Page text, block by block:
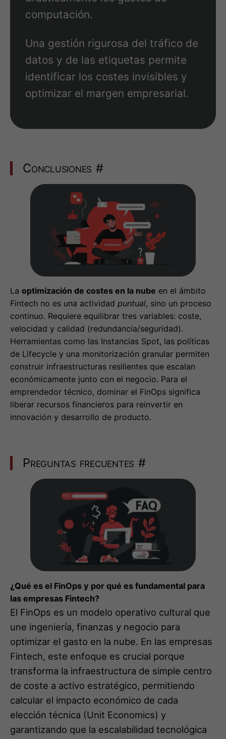
computación.
Una gestión rigurosa del tráfico de
datos y de las etiquetas permite
identificar los costes invisibles y
optimizar el margen empresarial.
Conclusiones #
La optimización de costes en la nube en el ámbito
Fintech no es una actividad puntual, sino un proceso
continuo. Requiere equilibrar tres variables: coste,
velocidad y calidad (redundancia/seguridad).
Herramientas como las Instancias Spot, las políticas
de Lifecycle y una monitorización granular permiten
construir infraestructuras resilientes que escalan
económicamente junto con el negocio. Para el
emprendedor técnico, dominar el FinOps significa
liberar recursos financieros para reinvertir en
innovación y desarrollo de producto.
Preguntas frecuentes #
¿Qué es el FinOps y por qué es fundamental para
las empresas Fintech?
El FinOps es un modelo operativo cultural que
une ingeniería, finanzas y negocio para
optimizar el gasto en la nube. En las empresas
Fintech, este enfoque es crucial porque
transforma la infraestructura de simple centro
de coste a activo estratégico, permitiendo
calcular el impacto económico de cada
elección técnica (Unit Economics) y
garantizando que la escalabilidad tecnológica